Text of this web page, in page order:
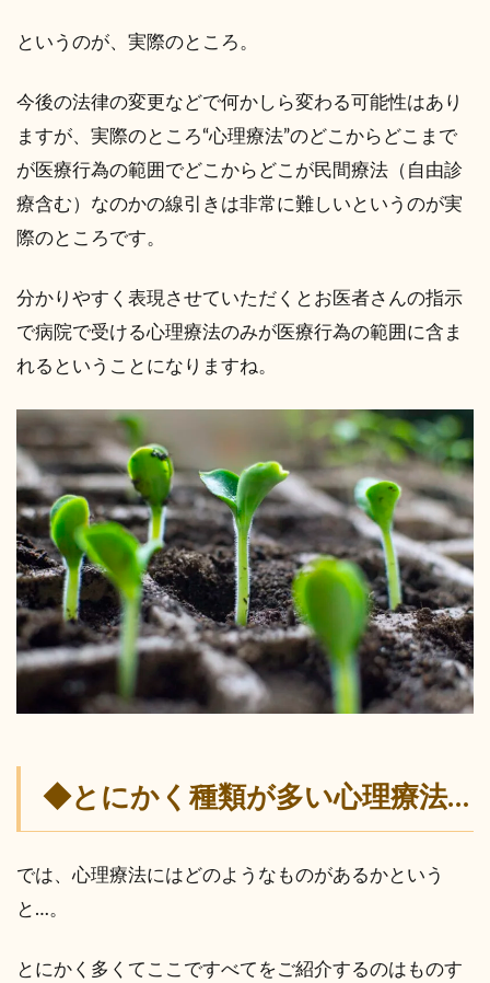
というのが、実際のところ。
今後の法律の変更などで何かしら変わる可能性はあり
ますが、実際のところ“心理療法”のどこからどこまで
が医療行為の範囲でどこからどこが民間療法（自由診
療含む）なのかの線引きは非常に難しいというのが実
際のところです。
分かりやすく表現させていただくとお医者さんの指示
で病院で受ける心理療法のみが医療行為の範囲に含ま
れるということになりますね。
◆とにかく種類が多い心理療法…
では、心理療法にはどのようなものがあるかという
と…。
とにかく多くてここですべてをご紹介するのはものす